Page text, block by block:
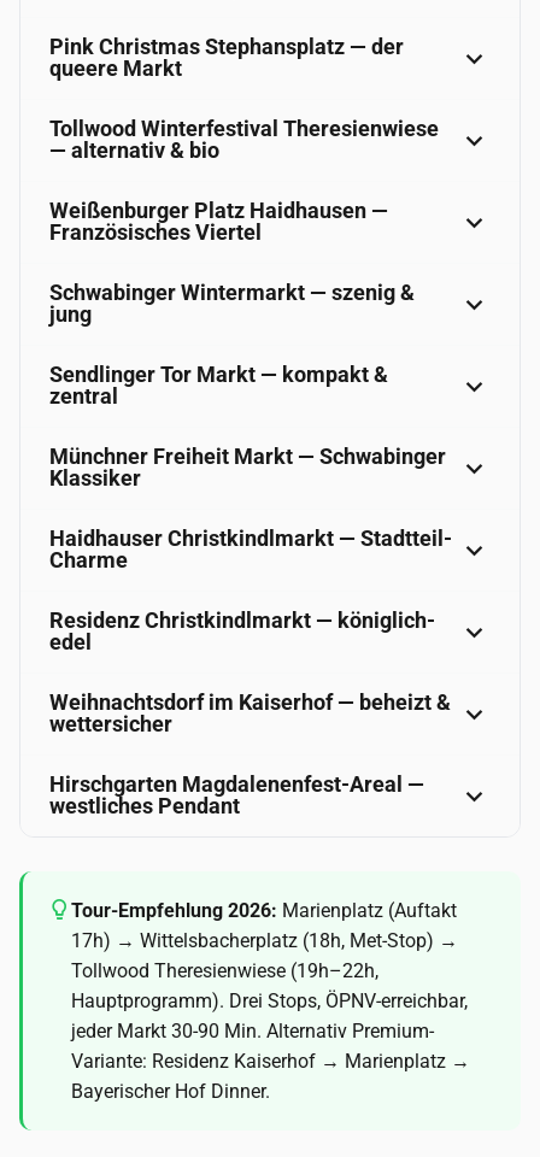
Pink Christmas Stephansplatz — der
queere Markt
Tollwood Winterfestival Theresienwiese
— alternativ & bio
Weißenburger Platz Haidhausen —
Französisches Viertel
Schwabinger Wintermarkt — szenig &
jung
Sendlinger Tor Markt — kompakt &
zentral
Münchner Freiheit Markt — Schwabinger
Klassiker
Haidhauser Christkindlmarkt — Stadtteil-
Charme
Residenz Christkindlmarkt — königlich-
edel
Weihnachtsdorf im Kaiserhof — beheizt &
wettersicher
Hirschgarten Magdalenenfest-Areal —
westliches Pendant
Tour-Empfehlung 2026: Marienplatz (Auftakt
17h) → Wittelsbacherplatz (18h, Met-Stop) →
Tollwood Theresienwiese (19h–22h,
Hauptprogramm). Drei Stops, ÖPNV-erreichbar,
jeder Markt 30-90 Min. Alternativ Premium-
Variante: Residenz Kaiserhof → Marienplatz →
Bayerischer Hof Dinner.